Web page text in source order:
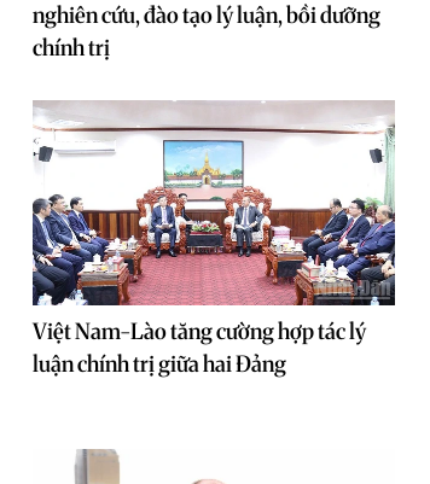
nghiên cứu, đào tạo lý luận, bồi dưỡng
chính trị
Việt Nam-Lào tăng cường hợp tác lý
luận chính trị giữa hai Đảng